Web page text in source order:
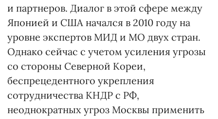
и партнеров. Диалог в этой сфере между
Японией и США начался в 2010 году на
уровне экспертов МИД и МО двух стран.
Однако сейчас с учетом усиления угрозы
со стороны Северной Кореи,
беспрецедентного укрепления
сотрудничества КНДР с РФ,
неоднократных угроз Москвы применить